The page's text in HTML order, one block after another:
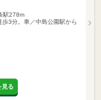
駅278m
3分。車／中島公園駅から
見る